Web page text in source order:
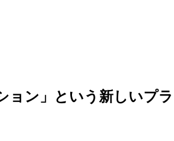
ン」という新しいプ